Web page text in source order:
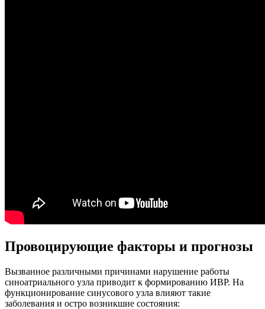
Провоцирующие факторы и прогнозы
Вызванное различными причинами нарушение работы
синоатриального узла приводит к формированию ИВР. На
функционирование синусового узла влияют такие
заболевания и остро возникшие состояния: